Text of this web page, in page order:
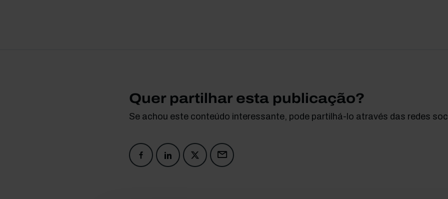
Quer partilhar esta publicação?
Se achou este conteúdo interessante, pode partilhá-lo através das redes